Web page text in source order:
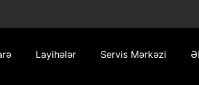
Layihələr Servis Mərkəzi